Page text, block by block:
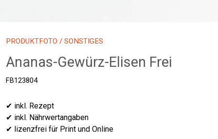
PRODUKTFOTO / SONSTIGES
Ananas-Gewürz-Elisen Frei
FB123804
✔ inkl. Rezept
✔ inkl. Nährwertangaben
✔ lizenzfrei für Print und Online